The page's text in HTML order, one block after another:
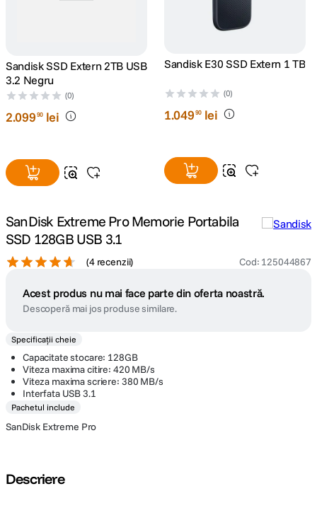
9. insta 360
10 . godox
Sandisk SSD Extern 2TB USB
3.2 Negru
(0)
2.09990 lei
Sandisk E30 SSD Extern 1 TB
(0)
1.04990 lei
SanDisk Extreme Pro Memorie Portabila
SSD 128GB USB 3.1
(4 recenzii) Cod: 125044867
Acest produs nu mai face parte din oferta noastră.
Descoperă mai jos produse similare.
Specificații cheie
Capacitate stocare: 128GB
Viteza maxima citire: 420 MB/s
Viteza maxima scriere: 380 MB/s
Interfata USB 3.1
Pachetul include
SanDisk Extreme Pro
Descriere